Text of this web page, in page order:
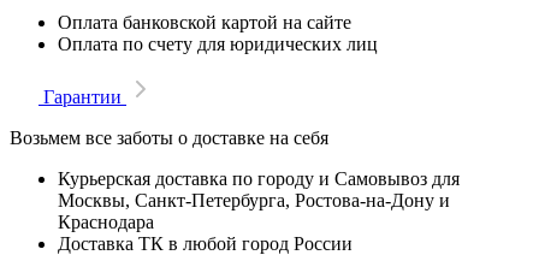
Оплата банковской картой на сайте
Оплата по счету для юридических лиц
Гарантии
Возьмем все заботы о доставке на себя
Курьерская доставка по городу и Самовывоз для
Москвы, Санкт-Петербурга, Ростова-на-Дону и
Краснодара
Доставка ТК в любой город России